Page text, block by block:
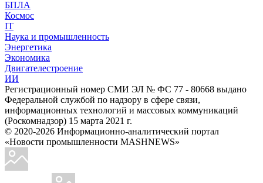
БПЛА
Космос
IT
Наука и промышленность
Энергетика
Экономика
Двигателестроение
ИИ
Регистрационный номер СМИ ЭЛ № ФС 77 - 80668 выдано
Федеральной службой по надзору в сфере связи,
информационных технологий и массовых коммуникаций
(Роскомнадзор) 15 марта 2021 г.
© 2020-2026 Информационно-аналитический портал
«Новости промышленности MASHNEWS»